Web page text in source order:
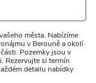
města. Nabízíme
v Berouně a okolí
Pozemky jsou v
Rezervujte si termín
detailu nabídky